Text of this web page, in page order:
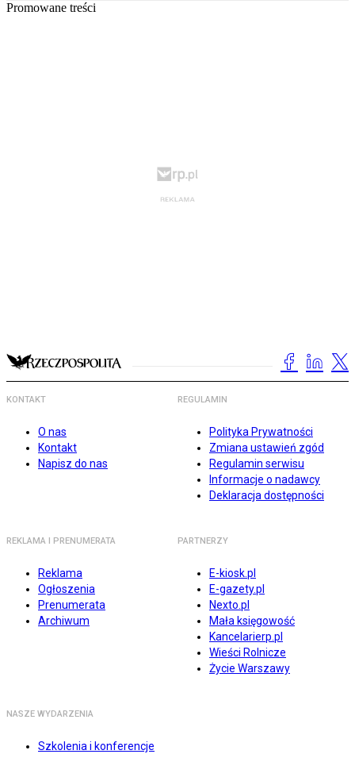
Promowane treści
KONTAKT
O nas
Kontakt
Napisz do nas
REGULAMIN
Polityka Prywatności
Zmiana ustawień zgód
Regulamin serwisu
Informacje o nadawcy
Deklaracja dostępności
REKLAMA I PRENUMERATA
Reklama
Ogłoszenia
Prenumerata
Archiwum
PARTNERZY
E-kiosk.pl
E-gazety.pl
Nexto.pl
Mała księgowość
Kancelarierp.pl
Wieści Rolnicze
Życie Warszawy
NASZE WYDARZENIA
Szkolenia i konferencje